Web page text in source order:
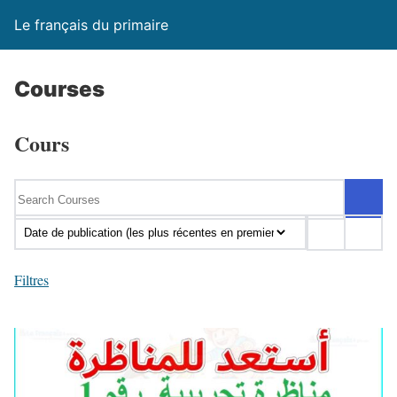
Le français du primaire
Courses
Cours
Filtres